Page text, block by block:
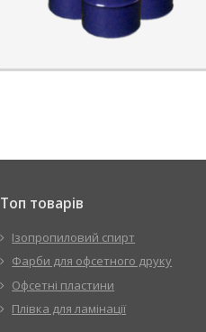
Топ товарів
Ізопропиловий спирт
Фарби для офсетного друку
Офсетні пластини
Плівка для ламінації